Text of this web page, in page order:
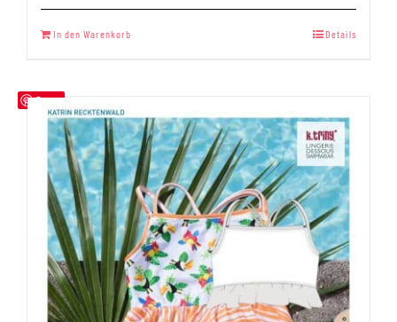
Bewertet
5.00
In den Warenkorb Details
Save